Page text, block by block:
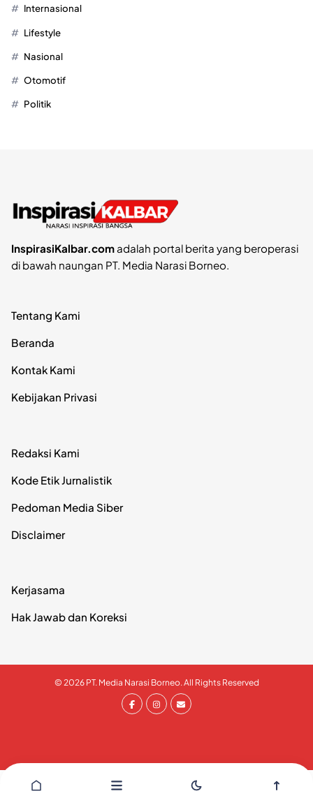
Internasional
Lifestyle
Nasional
Otomotif
Politik
InspirasiKalbar.comadalah portal berita yang beroperasi
di bawah naungan PT. Media Narasi Borneo.
Tentang Kami
Beranda
Kontak Kami
Kebijakan Privasi
Redaksi Kami
Kode Etik Jurnalistik
Pedoman Media Siber
Disclaimer
Kerjasama
Hak Jawab dan Koreksi
© 2026 PT. Media Narasi Borneo. All Rights Reserved
// Tells WordPress to load the WordPress theme and inpput